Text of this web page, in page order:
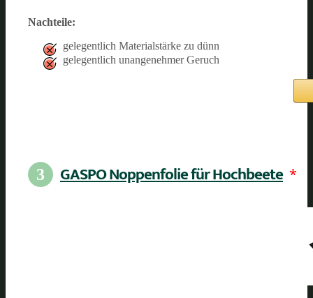
Nachteile:
gelegentlich Materialstärke zu dünn
gelegentlich unangenehmer Geruch
3 GASPO Noppenfolie für Hochbeete *